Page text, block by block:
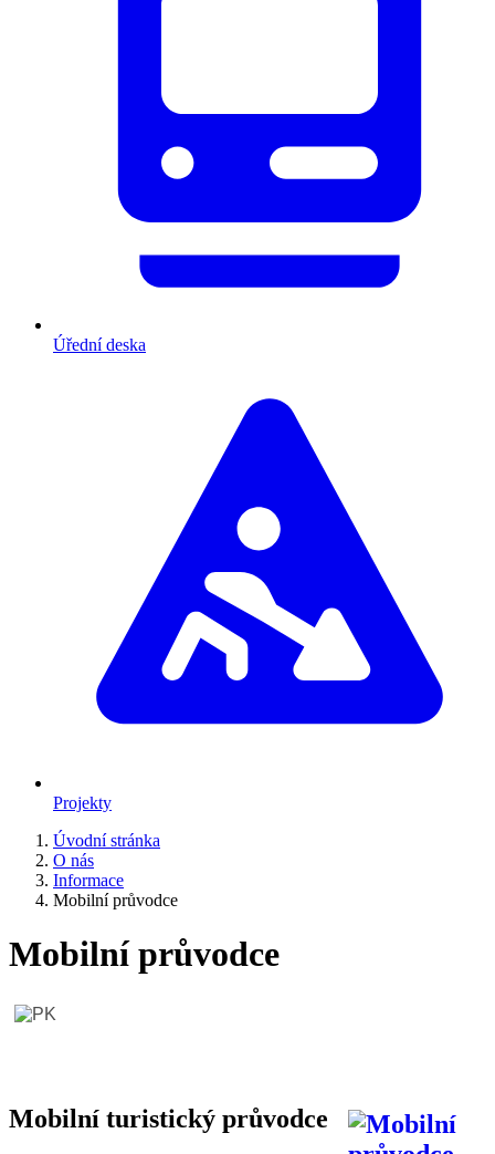
Úřední deska
Projekty
Úvodní stránka
O nás
Informace
Mobilní průvodce
Mobilní průvodce
Mobilní turistický průvodce